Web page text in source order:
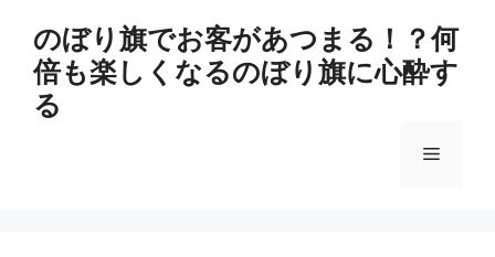
のぼり旗でお客があつまる！？何
倍も楽しくなるのぼり旗に心酔す
る
メ